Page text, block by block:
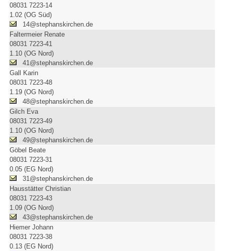
08031 7223-14
1.02 (OG Süd)
14@stephanskirchen.de
Faltermeier Renate
08031 7223-41
1.10 (OG Nord)
41@stephanskirchen.de
Gall Karin
08031 7223-48
1.19 (OG Nord)
48@stephanskirchen.de
Gilch Eva
08031 7223-49
1.10 (OG Nord)
49@stephanskirchen.de
Göbel Beate
08031 7223-31
0.05 (EG Nord)
31@stephanskirchen.de
Hausstätter Christian
08031 7223-43
1.09 (OG Nord)
43@stephanskirchen.de
Hiemer Johann
08031 7223-38
0.13 (EG Nord)